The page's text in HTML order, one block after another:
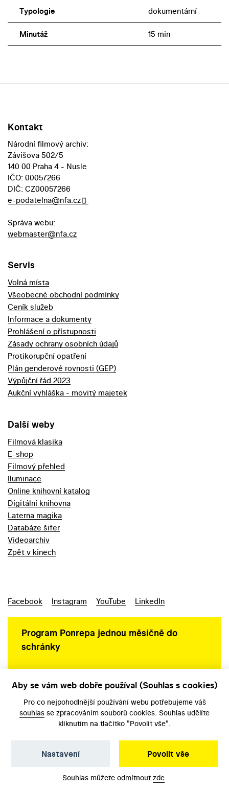
Typologie dokumentární
Minutáž 15 min
Kontakt
Národní filmový archiv:
Závišova 502/5
140 00 Praha 4 - Nusle
IČO: 00057266
DIČ: CZ00057266
e-podatelna@nfa.cz
Správa webu:
webmaster@nfa.cz
Servis
Volná místa
Všeobecné obchodní podmínky
Ceník služeb
Informace a dokumenty
Prohlášení o přístupnosti
Zásady ochrany osobních údajů
Protikorupční opatření
Plán genderové rovnosti (GEP)
Výpůjční řád 2023
Aukční vyhláška - movitý majetek
Další weby
Filmová klasika
E-shop
Filmový přehled
Iluminace
Online knihovní katalog
Digitální knihovna
Laterna magika
Databáze šifer
Videoarchiv
Zpět v kinech
Facebook Instagram YouTube LinkedIn
Program Ponrepa jednou měsíčně do
schránky
Aby se vám web dobře používal (Souhlas s cookies)
Pro co nejpohodlnější používání webu potřebujeme váš
souhlas se zpracováním souborů cookies. Souhlas udělíte
kliknutím na tlačítko "Povolit vše".
Povolit vše
Nastavení
Souhlas můžete odmítnout zde